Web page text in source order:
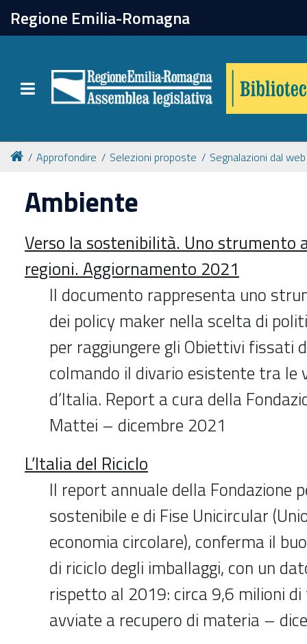
Regione Emilia-Romagna
Toggle navigation
chiudi
Catalogo online
Collezioni
Per approfondire
Appuntamenti
Prenotazione spazi
Approfondire Selezioni proposte Segnalazioni dal web
Ambiente
Verso la sostenibilità. Uno strumento
regioni. Aggiornamento 2021
Il documento rappresenta uno
dei policy maker nella scelta di
per raggiungere gli Obiettivi fissati
colmando il divario esistente tra le
d’Italia. Report a cura della
Mattei – dicembre 2021
L’Italia del Riciclo
Il report annuale della Fondazione
sostenibile e di Fise Unicircular
economia circolare), conferma il
di riciclo degli imballaggi, con un
rispetto al 2019: circa 9,6 milioni
avviate a recupero di materia –